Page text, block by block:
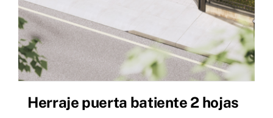
Herraje puerta batiente 2 hojas